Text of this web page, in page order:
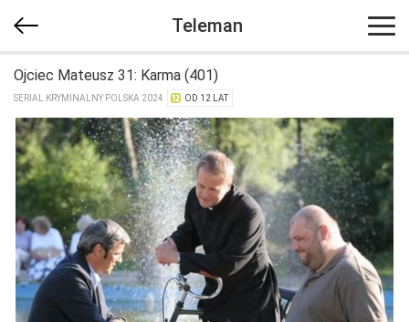
Teleman
Ojciec Mateusz 31: Karma (401)
SERIAL KRYMINALNY POLSKA 2024 OD 12 LAT